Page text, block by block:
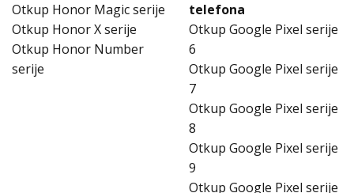
Otkup Honor Magic serije
Otkup Honor X serije
Otkup Honor Number
serije
telefona
Otkup Google Pixel serije
6
Otkup Google Pixel serije
7
Otkup Google Pixel serije
8
Otkup Google Pixel serije
9
Otkup Google Pixel serije